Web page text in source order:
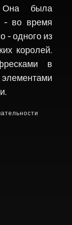
Она была
- во время
- одного из
королей.
в